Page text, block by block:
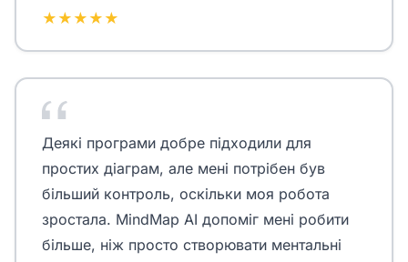
★★★★★
Деякі програми добре підходили для
простих діаграм, але мені потрібен був
більший контроль, оскільки моя робота
зростала. MindMap AI допоміг мені робити
більше, ніж просто створювати ментальні